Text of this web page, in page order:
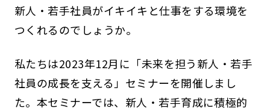
新人・若手社員がイキイキと仕事をする環境を
つくれるのでしょうか。
私たちは2023年12月に「未来を担う新人・若手
社員の成長を支える」セミナーを開催しまし
た。本セミナーでは、新人・若手育成に積極的